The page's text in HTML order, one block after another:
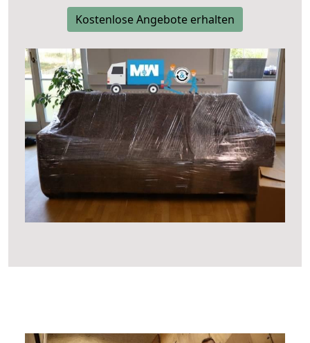
Kostenlose Angebote erhalten